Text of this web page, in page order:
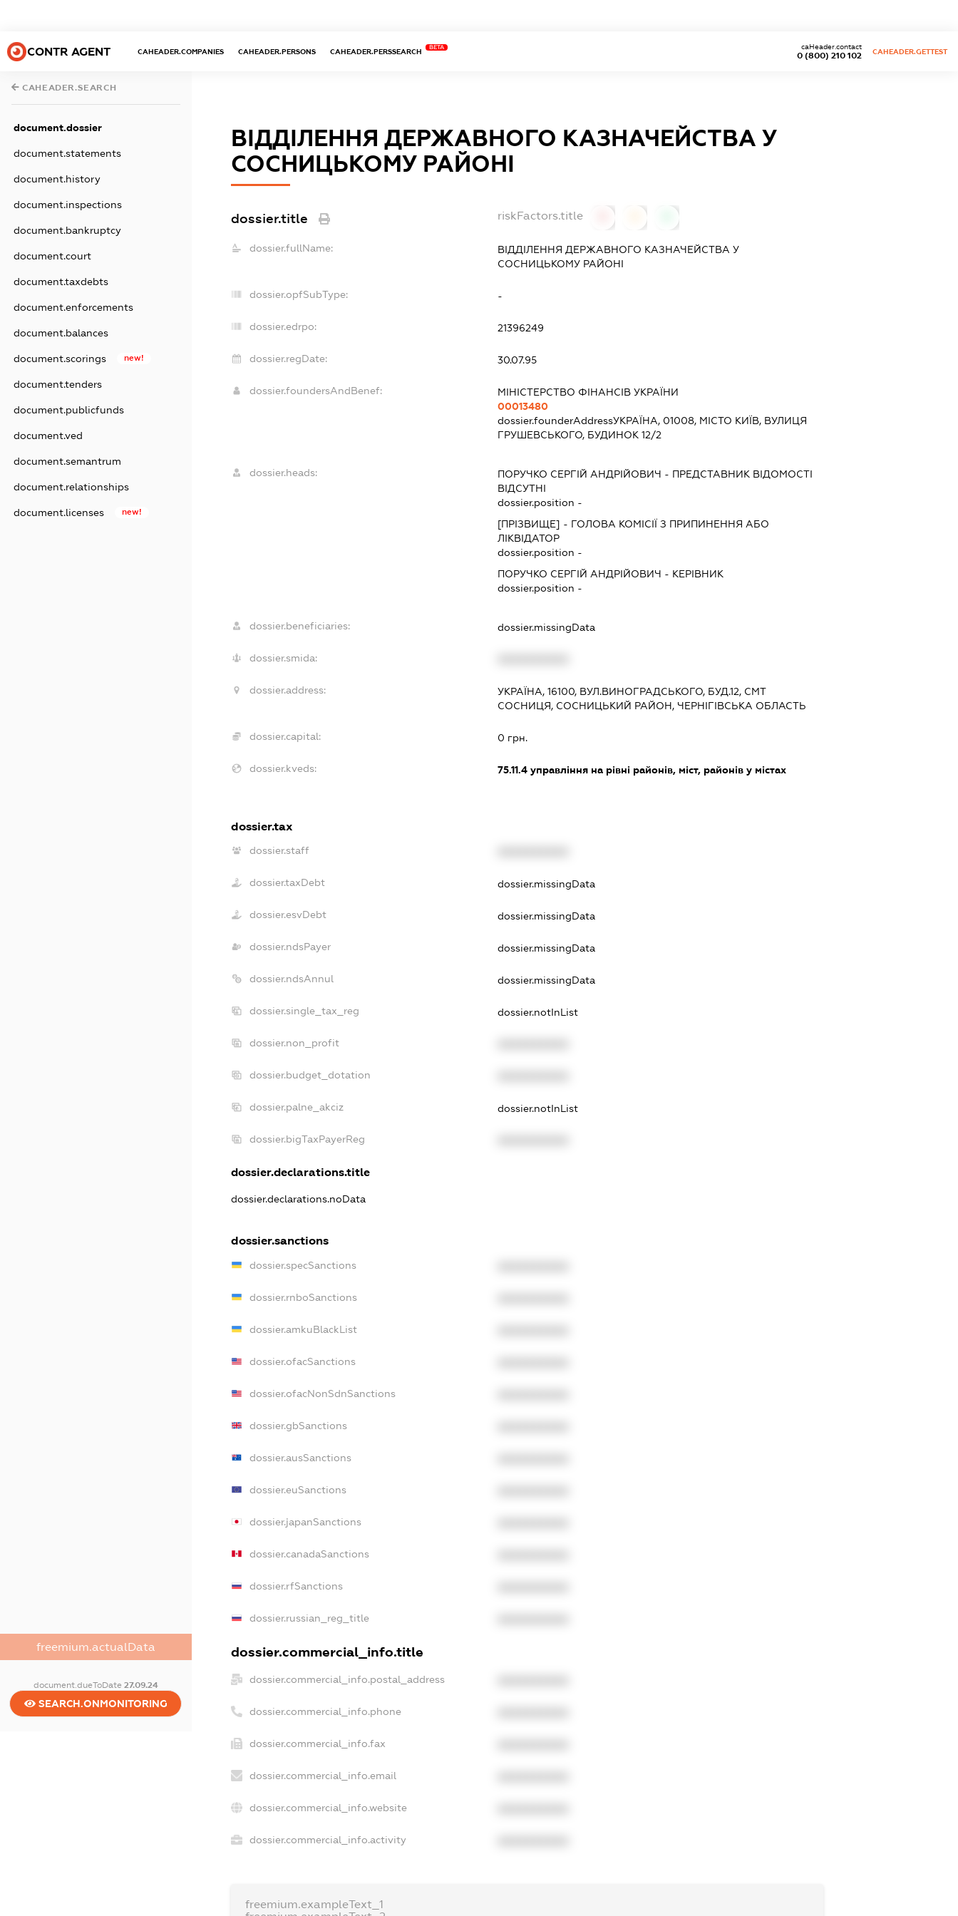
CONTR AGENT CAHEADER.COMPANIES CAHEADER.PERSONS CAHEADER.PERSSEARCH
BETA
0 (800) 210 102
caHeader.contact
CAHEADER.GETTEST
CAHEADER.SEARCH
document.dossier
document.statements
document.history
document.inspections
document.bankruptcy
document.court
document.taxdebts
document.enforcements
document.balances
document.scorings new!
document.tenders
document.publicfunds
document.ved
document.semantrum
document.relationships
document.licenses new!
freemium.actualData
document.dueToDate 27.09.24
SEARCH.ONMONITORING
ВІДДІЛЕННЯ ДЕРЖАВНОГО КАЗНАЧЕЙСТВА У
СОСНИЦЬКОМУ РАЙОНІ
dossier.title riskFactors.title
dossier.fullName:
ВІДДІЛЕННЯ ДЕРЖАВНОГО КАЗНАЧЕЙСТВА У
СОСНИЦЬКОМУ РАЙОНІ
dossier.opfSubType: -
dossier.edrpo: 21396249
dossier.regDate: 30.07.95
dossier.foundersAndBenef:
МІНІСТЕРСТВО ФІНАНСІВ УКРАЇНИ
00013480
dossier.founderAddressУКРАЇНА, 01008, МІСТО КИЇВ, ВУЛИЦЯ
ГРУШЕВСЬКОГО, БУДИНОК 12/2
dossier.heads: ПОРУЧКО СЕРГІЙ АНДРІЙОВИЧ - ПРЕДСТАВНИК ВІДОМОСТІ
ВІДСУТНІ
dossier.position -
[ПРІЗВИЩЕ] - ГОЛОВА КОМІСІЇ З ПРИПИНЕННЯ АБО
ЛІКВІДАТОР
dossier.position -
ПОРУЧКО СЕРГІЙ АНДРІЙОВИЧ - КЕРІВНИК
dossier.position -
dossier.beneficiaries: dossier.missingData
dossier.smida:
dossier.address:
УКРАЇНА, 16100, ВУЛ.ВИНОГРАДСЬКОГО, БУД.12, СМТ
СОСНИЦЯ, СОСНИЦЬКИЙ РАЙОН, ЧЕРНІГІВСЬКА ОБЛАСТЬ
dossier.capital: 0 грн.
dossier.kveds: 75.11.4управління на рівні районів, міст, районів у містах
dossier.tax
dossier.staff
dossier.taxDebt dossier.missingData
dossier.esvDebt dossier.missingData
dossier.ndsPayer dossier.missingData
dossier.ndsAnnul dossier.missingData
dossier.single_tax_reg dossier.notInList
dossier.non_profit
dossier.budget_dotation
dossier.palne_akciz dossier.notInList
dossier.bigTaxPayerReg
dossier.declarations.title
dossier.declarations.noData
dossier.sanctions
dossier.specSanctions
dossier.rnboSanctions
dossier.amkuBlackList
dossier.ofacSanctions
dossier.ofacNonSdnSanctions
dossier.gbSanctions
dossier.ausSanctions
dossier.euSanctions
dossier.japanSanctions
dossier.canadaSanctions
dossier.rfSanctions
dossier.russian_reg_title
dossier.commercial_info.title
dossier.commercial_info.postal_address
dossier.commercial_info.phone
dossier.commercial_info.fax
dossier.commercial_info.email
dossier.commercial_info.website
dossier.commercial_info.activity
freemium.exampleText_1